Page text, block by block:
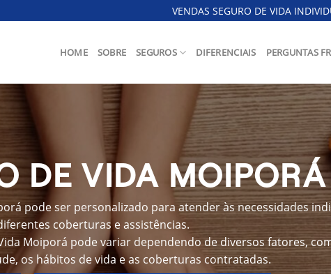
VENDAS SEGURO DE VIDA
HOME SOBRE SEGUROS DIFERENCIAIS PERGUNTAS
DE VIDA MOIPORÁ
pode ser personalizado para atender às necessidades
coberturas e assistências.
Moiporá pode variar dependendo de diversos fatores,
os hábitos de vida e as coberturas contratadas.